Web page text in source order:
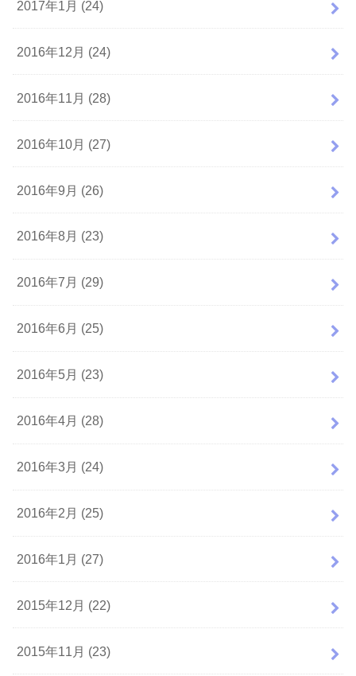
2017年1月 (24)
2016年12月 (24)
2016年11月 (28)
2016年10月 (27)
2016年9月 (26)
2016年8月 (23)
2016年7月 (29)
2016年6月 (25)
2016年5月 (23)
2016年4月 (28)
2016年3月 (24)
2016年2月 (25)
2016年1月 (27)
2015年12月 (22)
2015年11月 (23)